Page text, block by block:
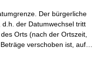
Der bürgerliche
der Datumwechsel tritt
Orts (nach der Ortszeit,
verschoben ist, auf…